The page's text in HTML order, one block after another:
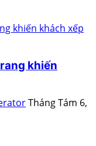
khiến
Tháng Tám 6,